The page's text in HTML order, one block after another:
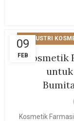
09
FEB
INDUSTRI
Kosmetik
Kosmetik